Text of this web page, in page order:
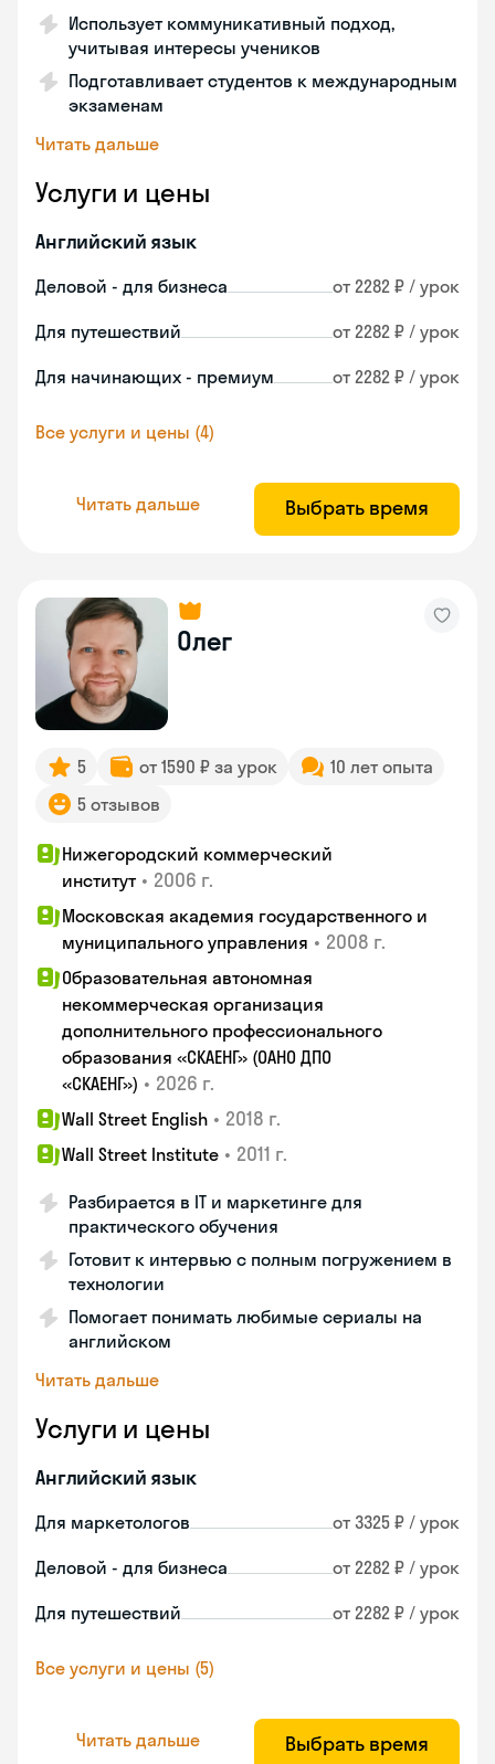
Использует коммуникативный подход,
учитывая интересы учеников
Подготавливает студентов к международным
экзаменам
Читать дальше
Услуги и цены
Английский язык
Деловой - для бизнеса от 2282 ₽ / урок
Для путешествий от 2282 ₽ / урок
Для начинающих - премиум от 2282 ₽ / урок
Все услуги и цены (4)
Читать дальше Выбрать время
Олег
5 от 1590 ₽ за урок
10 лет опыта
5 отзывов
Нижегородский коммерческий
институт • 2006 г.
Московская академия государственного и
муниципального управления • 2008 г.
Образовательная автономная
некоммерческая организация
дополнительного профессионального
образования «СКАЕНГ» (ОАНО ДПО
«СКАЕНГ») • 2026 г.
Wall Street English • 2018 г.
Wall Street Institute • 2011 г.
Разбирается в IT и маркетинге для
практического обучения
Готовит к интервью с полным погружением в
технологии
Помогает понимать любимые сериалы на
английском
Читать дальше
Услуги и цены
Английский язык
Для маркетологов от 3325 ₽ / урок
Деловой - для бизнеса от 2282 ₽ / урок
Для путешествий от 2282 ₽ / урок
Все услуги и цены (5)
Читать дальше Выбрать время